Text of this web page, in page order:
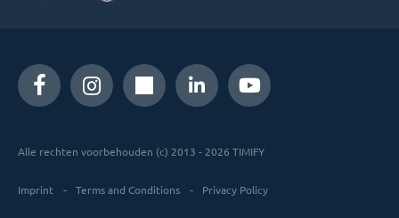
Alle rechten voorbehouden (c) 2013 - 2026 TIMIFY
Imprint Terms and Conditions Privacy Policy